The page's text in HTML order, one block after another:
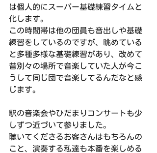
は個人的にスーパー基礎練習タイムと
化します。
この時間帯は他の団員も音出しや基礎
練習をしているのですが、眺めている
と多種多様な基礎練習があり、改めて
昔別々の場所で音楽していた人が今こ
うして同じ団で音楽してるんだなと感
じます。
駅の音楽会やひだまりコンサートも少
しずつ近づいて参りました。
聴いてくださるお客さんはもちろんの
こと、演奏する私達も本番を楽しめる